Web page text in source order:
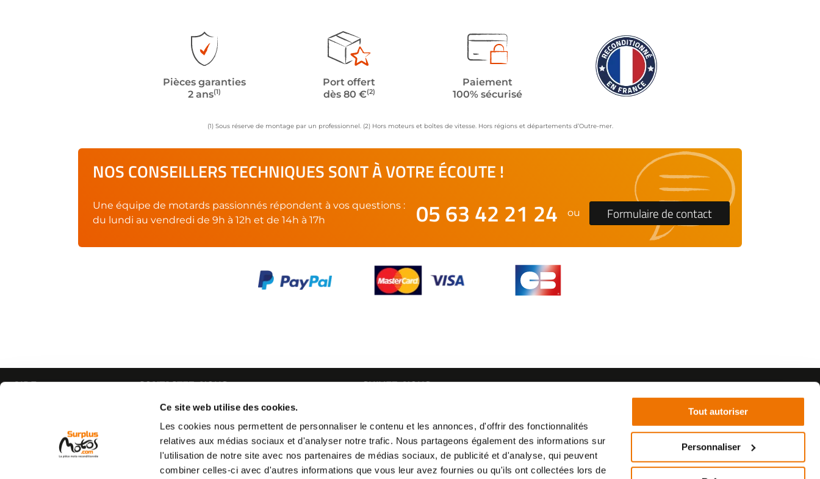
Ce site web utilise des cookies.
Les cookies nous permettent de personnaliser le contenu et les annonces, d'offrir des fonctionnalités
relatives aux médias sociaux et d'analyser notre trafic. Nous partageons également des informations sur
l'utilisation de notre site avec nos partenaires de médias sociaux, de publicité et d'analyse, qui peuvent
combiner celles-ci avec d'autres informations que vous leur avez fournies ou qu'ils ont collectées lors de
Tout autoriser
Personnaliser
Pièces garanties
2 ans(1)
Port offert
dès 80 €(2)
Paiement
100% sécurisé
(1) Sous réserve de montage par un professionnel. (2) Hors moteurs et boîtes de vitesse. Hors régions et départements d’Outre-mer.
NOS CONSEILLERS TECHNIQUES SONT À VOTRE ÉCOUTE !
Une équipe de motards passionnés répondent à vos questions :
du lundi au vendredi de 9h à 12h et de 14h à 17h
05 63 42 21 24 ou Formulaire de contact
AIDE
Qui sommes nous
Mentions légales
CONTACTEZ-NOUS
Par e-mail :Cliquez ici
05 63 42 21 24
(coût d'un appel local)
SUIVEZ-NOUS
©2021 - SurplusMotos - Réalisation : datasolution.fr